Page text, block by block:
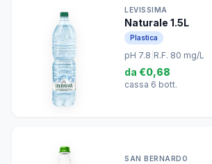
LEVISSIMA
Naturale 1.5L
Plastica
pH 7.8 R.F. 80 mg/L
da €0,68
cassa 6 bott.
SAN BERNARDO